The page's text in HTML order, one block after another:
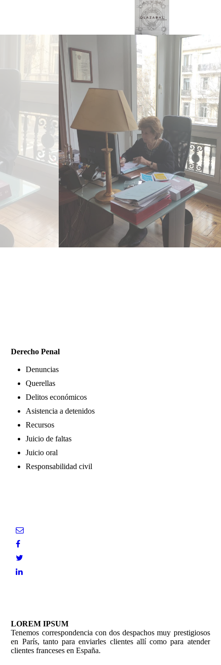
Derecho Penal
Denuncias
Querellas
Delitos económicos
Asistencia a detenidos
Recursos
Juicio de faltas
Juicio oral
Responsabilidad civil
LOREM IPSUM
Tenemos correspondencia con dos despachos muy prestigiosos
en París, tanto para enviarles clientes allí como para atender
clientes franceses en España.